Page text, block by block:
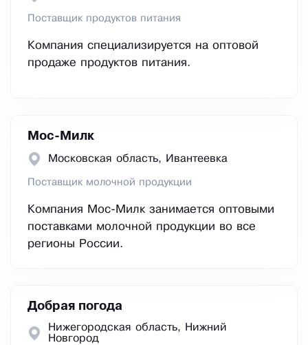
Поставщик продуктов питания
Компания специализируется на оптовой
продаже продуктов питания.
Мос-Милк
Московская область, Ивантеевка
Поставщик молочной продукции
Компания Мос-Милк занимается оптовыми
поставками молочной продукции во все
регионы России.
Добрая погода
Нижегородская область, Нижний
Новгород